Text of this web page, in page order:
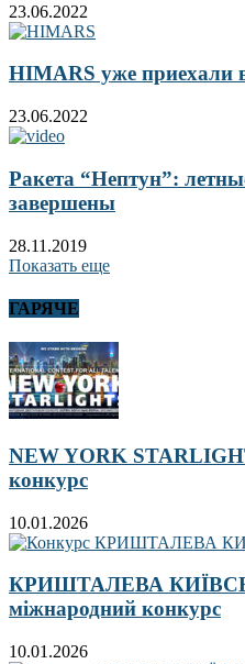
23.06.2022
HIMARS уже приехали
23.06.2022
Ракета “Нептун”:
завершены
28.11.2019
Показать еще
ГАРЯЧЕ
NEW YORK
конкурс
10.01.2026
КРИШТАЛЕВА
міжнародний конкурс
10.01.2026